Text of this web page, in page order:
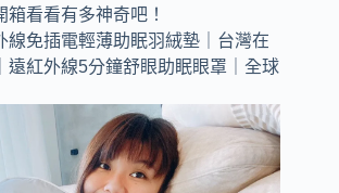
看看有多神奇吧！